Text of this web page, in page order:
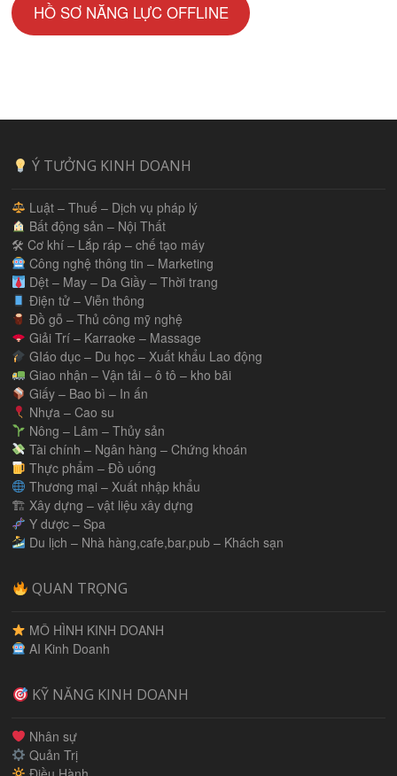
HỒ SƠ NĂNG LỰC OFFLINE
Ý TƯỞNG KINH DOANH
Luật – Thuế – Dịch vụ pháp lý
Bất động sản – Nội Thất
🛠 Cơ khí – Lắp ráp – chế tạo máy
Công nghệ thông tin – Marketing
Dệt – May – Da Giầy – Thời trang
Điện tử – Viễn thông
Đồ gỗ – Thủ công mỹ nghệ
Giải Trí – Karraoke – Massage
GIáo dục – Du học – Xuất khẩu Lao động
Giao nhận – Vận tải – ô tô – kho bãi
Giấy – Bao bì – In ấn
Nhựa – Cao su
Nông – Lâm – Thủy sản
Tài chính – Ngân hàng – Chứng khoán
Thực phẩm – Đồ uống
Thương mại – Xuất nhập khẩu
🏗 Xây dựng – vật liệu xây dựng
Y dược – Spa
Du lịch – Nhà hàng,cafe,bar,pub – Khách sạn
QUAN TRỌNG
MÔ HÌNH KINH DOANH
AI Kinh Doanh
KỸ NĂNG KINH DOANH
Nhân sự
Quản Trị